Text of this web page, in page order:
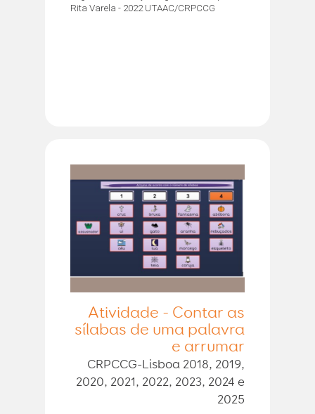
Rita Varela - 2022 UTAAC/CRPCCG
Atividade - Contar as
sílabas de uma palavra
e arrumar
CRPCCG-Lisboa 2018, 2019,
2020, 2021, 2022, 2023, 2024 e
2025